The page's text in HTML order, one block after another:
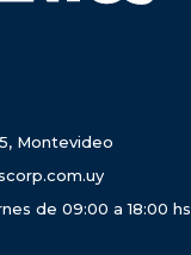
Montevideo
de 09:00 a 18:00 hs